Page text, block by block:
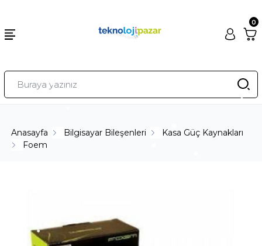
0
Anasayfa Bilgisayar Bileşenleri
Kasa Güç Kaynakları
Foem